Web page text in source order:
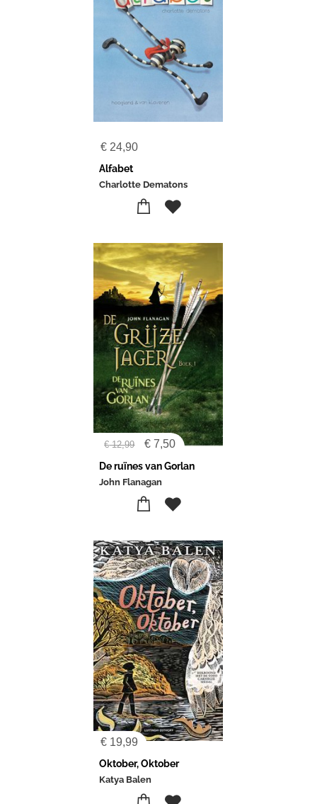
€ 24,90
Alfabet
Charlotte Dematons
€12,99 € 7,50
De ruïnes van Gorlan
John Flanagan
€ 19,99
Oktober, Oktober
Katya Balen